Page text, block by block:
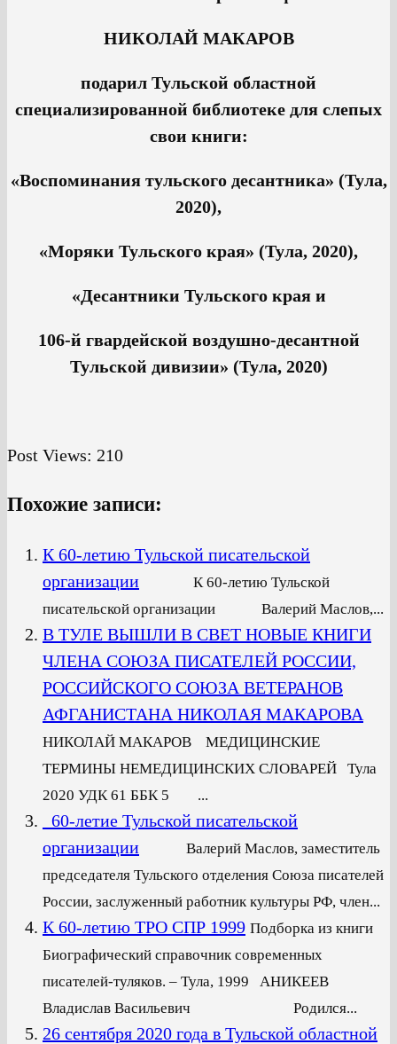
НИКОЛАЙ МАКАРОВ
подарил Тульской областной
специализированной библиотеке для слепых
свои книги:
«Воспоминания тульского десантника» (Тула,
2020),
«Моряки Тульского края» (Тула, 2020),
«Десантники Тульского края и
106-й гвардейской воздушно-десантной
Тульской дивизии» (Тула, 2020)
Post Views: 210
Похожие записи:
К 60-летию Тульской писательской
организации
К 60-летию Тульской
писательской организации Валерий Маслов,...
В ТУЛЕ ВЫШЛИ В СВЕТ НОВЫЕ КНИГИ
ЧЛЕНА СОЮЗА ПИСАТЕЛЕЙ РОССИИ,
РОССИЙСКОГО СОЮЗА ВЕТЕРАНОВ
АФГАНИСТАНА НИКОЛАЯ МАКАРОВА
НИКОЛАЙ МАКАРОВ МЕДИЦИНСКИЕ
ТЕРМИНЫ НЕМЕДИЦИНСКИХ СЛОВАРЕЙ Тула
2020 УДК 61 ББК 5 ...
60-летие Тульской писательской
организации
Валерий Маслов, заместитель
председателя Тульского отделения Союза писателей
России, заслуженный работник культуры РФ, член...
К 60-летию ТРО СПР 1999 Подборка из книги
Биографический справочник современных
писателей-туляков. – Тула, 1999 АНИКЕЕВ
Владислав Васильевич Родился...
26 сентября 2020 года в Тульской областной